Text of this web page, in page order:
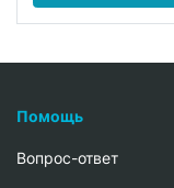
Помощь
Вопрос-ответ